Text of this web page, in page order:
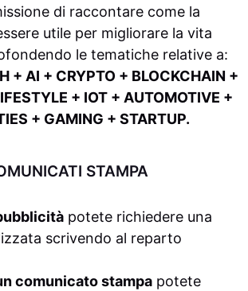
di raccontare come la
utile per migliorare la vita
le tematiche relative a:
+ AI + CRYPTO + BLOCKCHAIN +
+ IOT + AUTOMOTIVE +
+ GAMING + STARTUP.
STAMPA
potete richiedere una
scrivendo al reparto
comunicato stampa potete